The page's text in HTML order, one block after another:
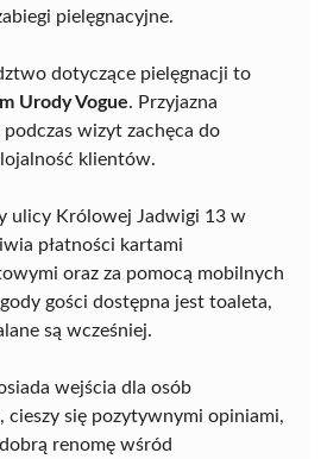
pielęgnacyjne.
dotyczące pielęgnacji to
Urody Vogue. Przyjazna
wizyt zachęca do
klientów.
ulicy Królowej Jadwigi 13 w
płatności kartami
oraz za pomocą mobilnych
gości dostępna jest toaleta,
są wcześniej.
wejścia dla osób
cieszy się pozytywnymi opiniami,
renomę wśród